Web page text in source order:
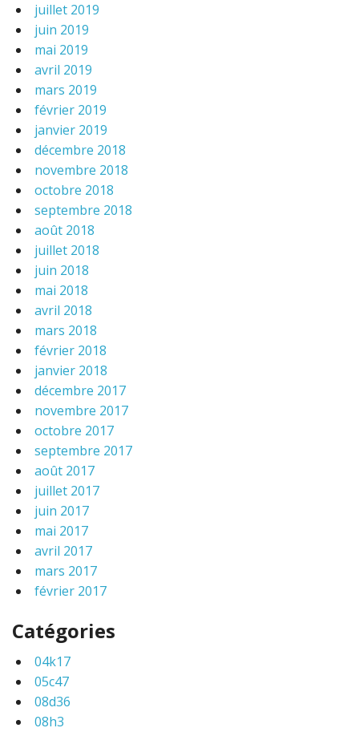
juillet 2019
juin 2019
mai 2019
avril 2019
mars 2019
février 2019
janvier 2019
décembre 2018
novembre 2018
octobre 2018
septembre 2018
août 2018
juillet 2018
juin 2018
mai 2018
avril 2018
mars 2018
février 2018
janvier 2018
décembre 2017
novembre 2017
octobre 2017
septembre 2017
août 2017
juillet 2017
juin 2017
mai 2017
avril 2017
mars 2017
février 2017
Catégories
04k17
05c47
08d36
08h3